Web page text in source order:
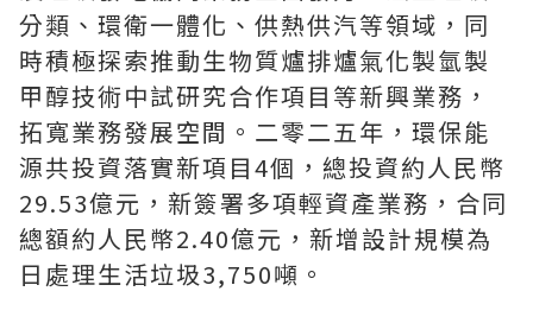
分類、環衛一體化、供熱供汽等領域，同
時積極探索推動生物質爐排爐氣化製氫製
甲醇技術中試研究合作項目等新興業務，
拓寬業務發展空間。二零二五年，環保能
源共投資落實新項目4個，總投資約人民幣
29.53億元，新簽署多項輕資產業務，合同
總額約人民幣2.40億元，新增設計規模為
日處理生活垃圾3,750噸。